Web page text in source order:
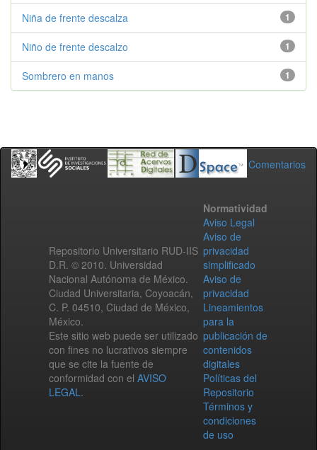
1
Niña de frente descalza
1
Niño de frente descalzo
1
Sombrero en manos
Comentarios
Repositorio Universitario RUD-IIS
D.R. © 2010. Universidad
Nacional Autónoma de México.
Ciudad Universitaria, Coyoacán,
C. P. 04510, Ciudad de México,
México.
Este sitio web puede ser utilizado
con fines no lucrativos siempre
que se cite la fuente de
conformidad con el AVISO
LEGAL.
Normatividad
Aviso Legal
Aviso de
privacidad
simplificado
Aviso de
privacidad
Lineamientos
para la
publicación de
contenidos
digitales
Políticas del
Repositorio
Términos y
condiciones
de uso